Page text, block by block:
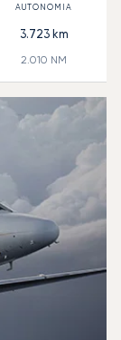
3.723km
2.010 NM